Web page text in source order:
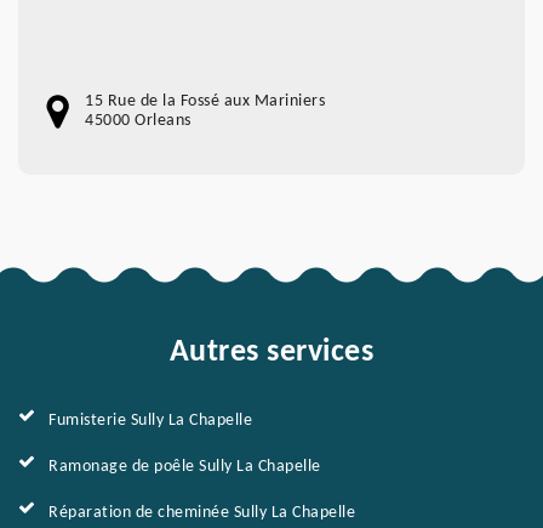
15 Rue de la Fossé aux Mariniers
45000 Orleans
Autres services
Fumisterie Sully La Chapelle
Ramonage de poêle Sully La Chapelle
Réparation de cheminée Sully La Chapelle